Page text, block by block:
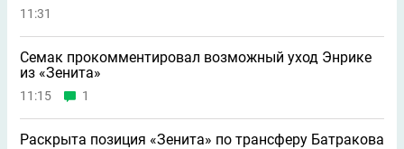
11:31
Семак прокомментировал возможный уход Энрике
из «Зенита»
11:15 1
Раскрыта позиция «Зенита» по трансферу Батракова